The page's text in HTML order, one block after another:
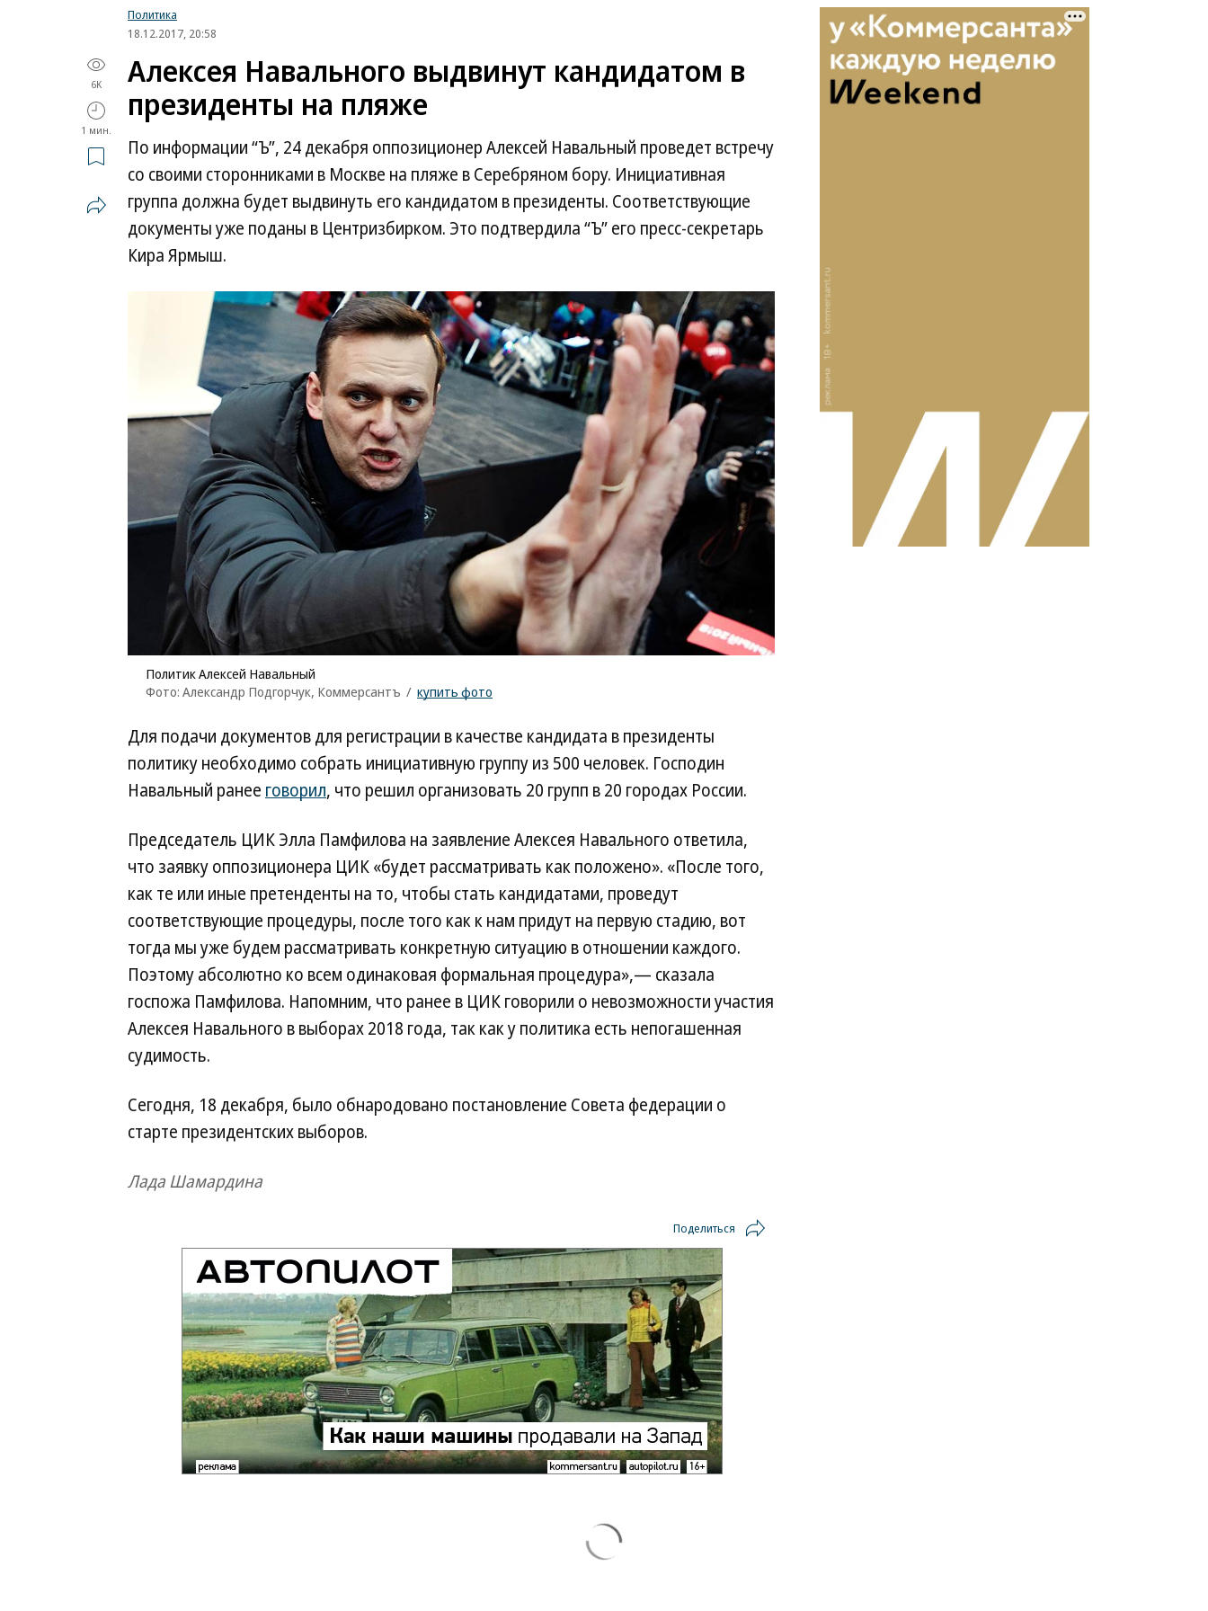
Политика
18.12.2017, 20:58
6K
1 мин.
Алексея Навального выдвинут кандидатом в
президенты на пляже
По информации “Ъ”, 24 декабря оппозиционер Алексей Навальный проведет встречу
со своими сторонниками в Москве на пляже в Серебряном бору. Инициативная
группа должна будет выдвинуть его кандидатом в президенты. Соответствующие
документы уже поданы в Центризбирком. Это подтвердила “Ъ” его пресс-секретарь
Кира Ярмыш.
Политик Алексей Навальный
Фото: Александр Подгорчук, Коммерсантъ / купить фото
Для подачи документов для регистрации в качестве кандидата в президенты
политику необходимо собрать инициативную группу из 500 человек. Господин
Навальный ранее говорил, что решил организовать 20 групп в 20 городах России.
Председатель ЦИК Элла Памфилова на заявление Алексея Навального ответила,
что заявку оппозиционера ЦИК «будет рассматривать как положено». «После того,
как те или иные претенденты на то, чтобы стать кандидатами, проведут
соответствующие процедуры, после того как к нам придут на первую стадию, вот
тогда мы уже будем рассматривать конкретную ситуацию в отношении каждого.
Поэтому абсолютно ко всем одинаковая формальная процедура»,— сказала
госпожа Памфилова. Напомним, что ранее в ЦИК говорили о невозможности участия
Алексея Навального в выборах 2018 года, так как у политика есть непогашенная
судимость.
Сегодня, 18 декабря, было обнародовано постановление Совета федерации о
старте президентских выборов.
Лада Шамардина
Поделиться